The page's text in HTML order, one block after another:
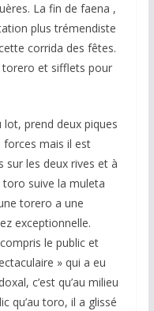
La fin de faena ,
plus trémendiste
corrida des fêtes.
torero et sifflets pour
prend deux piques
forces mais il est
sur les deux rives et à
suive la muleta
torero a une
exceptionnelle.
le public et
» qui a eu
c’est qu’au milieu
qu’au toro, il a glissé